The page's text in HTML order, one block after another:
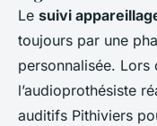
Le suivi
toujours par une
personnalisée. Lors
l’audioprothésiste
auditifs Pithiviers